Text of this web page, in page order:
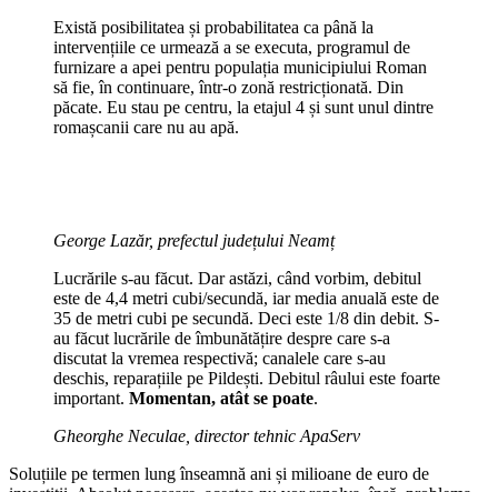
Există posibilitatea și probabilitatea ca până la
intervențiile ce urmează a se executa, programul de
furnizare a apei pentru populația municipiului Roman
să fie, în continuare, într-o zonă restricționată. Din
păcate. Eu stau pe centru, la etajul 4 și sunt unul dintre
romașcanii care nu au apă.
George Lazăr, prefectul județului Neamț
Lucrările s-au făcut. Dar astăzi, când vorbim, debitul
este de 4,4 metri cubi/secundă, iar media anuală este de
35 de metri cubi pe secundă. Deci este 1/8 din debit. S-
au făcut lucrările de îmbunătățire despre care s-a
discutat la vremea respectivă; canalele care s-au
deschis, reparațiile pe Pildești. Debitul râului este foarte
important. Momentan, atât se poate.
Gheorghe Neculae, director tehnic ApaServ
Soluțiile pe termen lung înseamnă ani și milioane de euro de